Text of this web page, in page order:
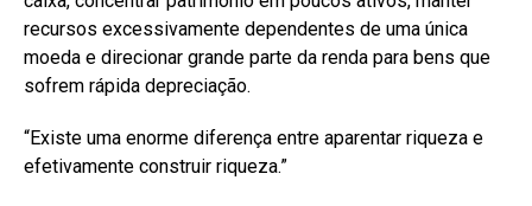
recursos excessivamente dependentes de uma única
moeda e direcionar grande parte da renda para bens que
sofrem rápida depreciação.
“Existe uma enorme diferença entre aparentar riqueza e
efetivamente construir riqueza.”